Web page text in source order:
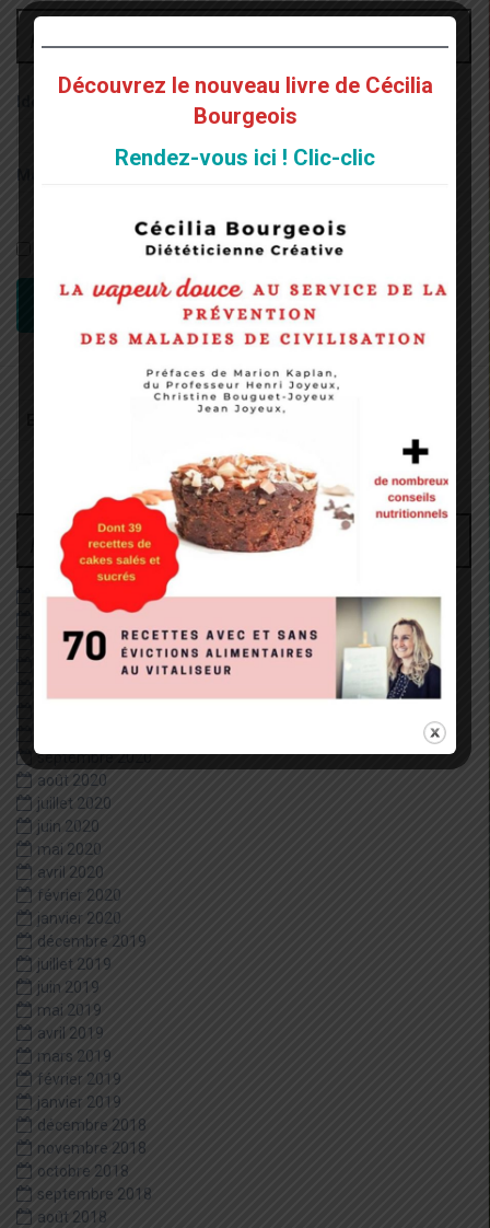
Administrateur
Rester connecté
CONNEXION
Archives
juin 2026
août 2022
mai 2022
septembre 2020
août 2020
juillet 2020
juin 2020
mai 2020
avril 2020
février 2020
janvier 2020
décembre 2019
juillet 2019
juin 2019
mai 2019
avril 2019
mars 2019
février 2019
janvier 2019
décembre 2018
novembre 2018
octobre 2018
septembre 2018
août 2018
Découvrez le nouveau livre de Cécilia
Bourgeois
Rendez-vous ici ! Clic-clic